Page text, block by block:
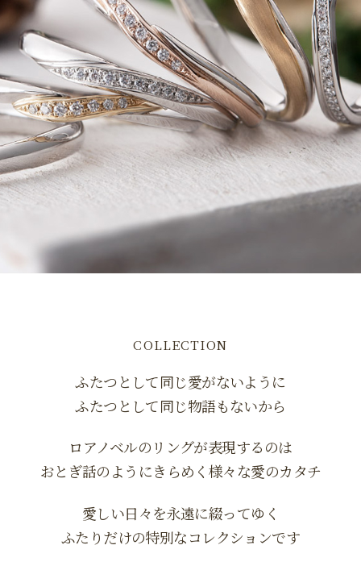
COLLECTION
ふたつとして同じ愛がないように
ふたつとして同じ物語もないから
ロアノベルのリングが表現するのは
おとぎ話のようにきらめく様々な愛のカタチ
愛しい日々を永遠に綴ってゆく
ふたりだけの特別なコレクションです